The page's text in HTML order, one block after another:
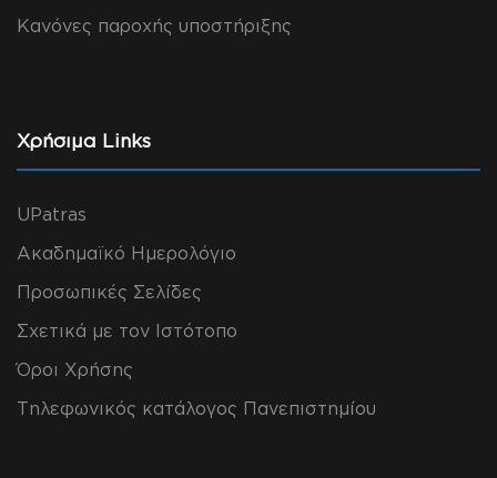
Κανόνες παροχής υποστήριξης
Χρήσιμα Links
UPatras
Ακαδημαϊκό Ημερολόγιο
Προσωπικές Σελίδες
Σχετικά με τον Ιστότοπο
Όροι Χρήσης
Τηλεφωνικός κατάλογος Πανεπιστημίου